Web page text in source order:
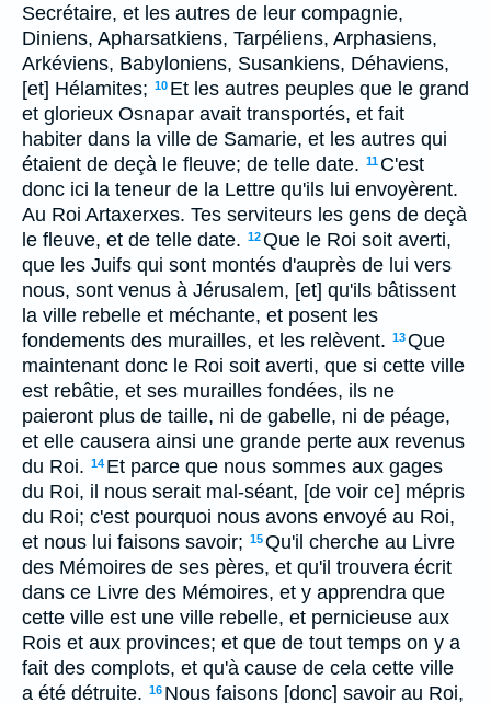
Secrétaire, et les autres de leur compagnie,
Diniens, Apharsatkiens, Tarpéliens, Arphasiens,
Arkéviens, Babyloniens, Susankiens, Déhaviens,
[et] Hélamites; 10 Et les autres peuples que le grand
et glorieux Osnapar avait transportés, et fait
habiter dans la ville de Samarie, et les autres qui
étaient de deçà le fleuve; de telle date. 11 C'est
donc ici la teneur de la Lettre qu'ils lui envoyèrent.
Au Roi Artaxerxes. Tes serviteurs les gens de deçà
le fleuve, et de telle date. 12Que le Roi soit averti,
que les Juifs qui sont montés d'auprès de lui vers
nous, sont venus à Jérusalem, [et] qu'ils bâtissent
la ville rebelle et méchante, et posent les
fondements des murailles, et les relèvent. 13Que
maintenant donc le Roi soit averti, que si cette ville
est rebâtie, et ses murailles fondées, ils ne
paieront plus de taille, ni de gabelle, ni de péage,
et elle causera ainsi une grande perte aux revenus
du Roi. 14 Et parce que nous sommes aux gages
du Roi, il nous serait mal-séant, [de voir ce] mépris
du Roi; c'est pourquoi nous avons envoyé au Roi,
et nous lui faisons savoir; 15Qu'il cherche au Livre
des Mémoires de ses pères, et qu'il trouvera écrit
dans ce Livre des Mémoires, et y apprendra que
cette ville est une ville rebelle, et pernicieuse aux
Rois et aux provinces; et que de tout temps on y a
fait des complots, et qu'à cause de cela cette ville
a été détruite. 16 Nous faisons [donc] savoir au Roi,